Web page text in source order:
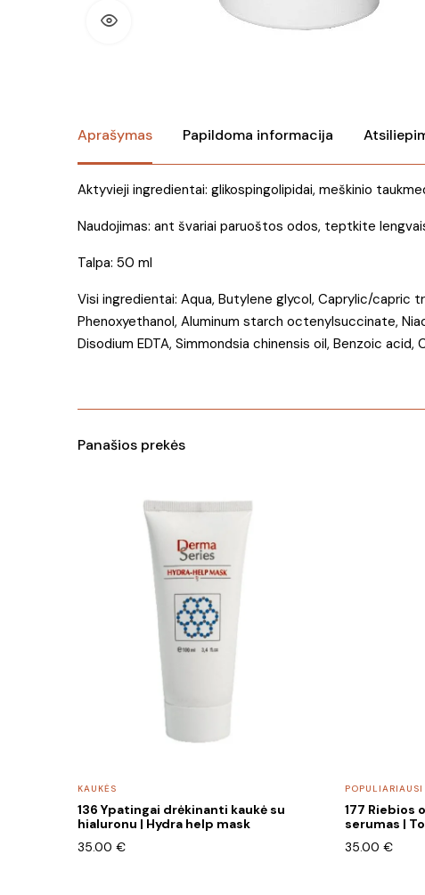
Aprašymas Papildoma informacija
Aktyvieji ingredientai: glikospingolipidai, meškinio
Naudojimas: ant švariai paruoštos odos, teptkite
Talpa: 50 ml
Visi ingredientai: Aqua, Butylene glycol, Caprylic/
Phenoxyethanol, Aluminum starch octenylsuccinate,
Disodium EDTA, Simmondsia chinensis oil, Benzoic
Panašios prekės
KAUKĖS
136 Ypatingai drėkinanti kaukė su
hialuronu | Hydra help mask
35.00 €
POPULIARIAUSI
177 Riebios
serumas |
35.00 €